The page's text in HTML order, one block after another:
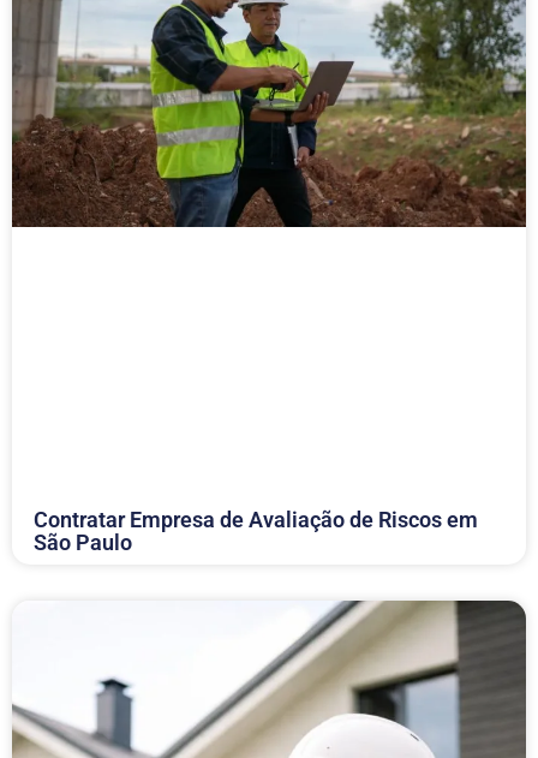
Contratar Empresa de Avaliação de Riscos em
São Paulo